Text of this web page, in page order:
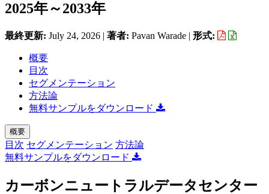
2025年～2033年
最終更新: July 24, 2026 | 著者: Pavan Warade | 形式:
概要
目次
セグメンテーション
方法論
無料サンプルをダウンロード
概要
目次 セグメンテーション 方法論
無料サンプルをダウンロード
カーボンニュートラルデータセンター